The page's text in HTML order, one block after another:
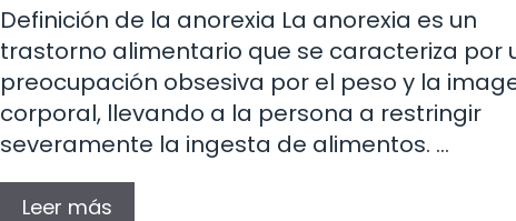
Definición de la anorexia La anorexia es un
trastorno alimentario que se caracteriza por
preocupación obsesiva por el peso y la
corporal, llevando a la persona a restringir
severamente la ingesta de alimentos. …
Leer más